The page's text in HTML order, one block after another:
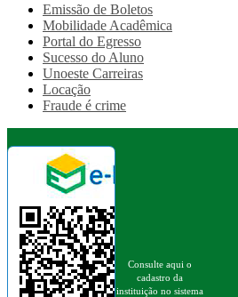
Emissão de Boletos
Mobilidade Acadêmica
Portal do Egresso
Sucesso do Aluno
Unoeste Carreiras
Locação
Fraude é crime
Consulte aqui o
cadastro da
instituição no sistema